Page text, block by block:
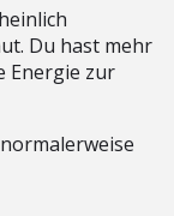
Du hast mehr
Energie zur